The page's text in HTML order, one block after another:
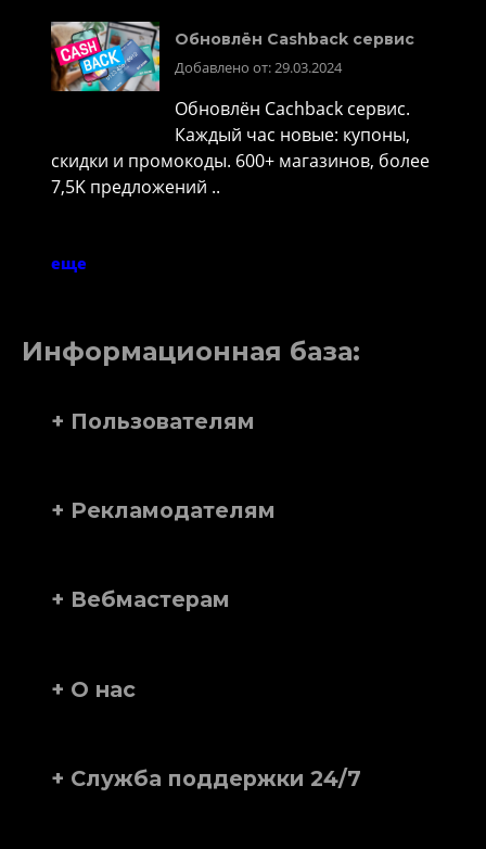
Обновлён Cashback сервис
Добавлено от: 29.03.2024
Обновлён Cachback сервис.
Каждый час новые: купоны,
скидки и промокоды. 600+ магазинов, более
7,5K предложений ..
еще
Информационная база:
+ Пользователям
+ Рекламодателям
+ Вебмастерам
+ О нас
+ Служба поддержки 24/7